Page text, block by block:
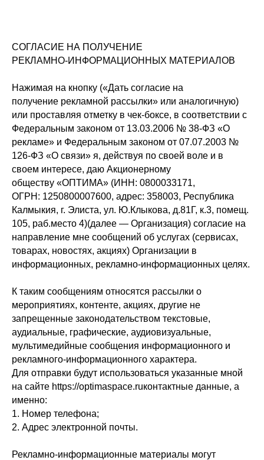
СОГЛАСИЕ НА ПОЛУЧЕНИЕ
РЕКЛАМНО-ИНФОРМАЦИОННЫХ МАТЕРИАЛОВ
Нажимая на кнопку («Дать согласие на
получение рекламной рассылки» или аналогичную)
или проставляя отметку в чек-боксе, в соответствии с
Федеральным законом от 13.03.2006 № 38-ФЗ «О
рекламе» и Федеральным законом от 07.07.2003 №
126-ФЗ «О связи» я, действуя по своей воле и в
своем интересе, даю Акционерному
обществу «ОПТИМА» (ИНН: 0800033171,
ОГРН: 1250800007600, адрес: 358003, Республика
Калмыкия, г. Элиста, ул. Ю.Клыкова, д.81Г, к.3, помещ.
105, раб.место 4)(далее — Организация) согласие на
направление мне сообщений об услугах (сервисах,
товарах, новостях, акциях) Организации в
информационных, рекламно-информационных целях.
К таким сообщениям относятся рассылки о
мероприятиях, контенте, акциях, другие не
запрещенные законодательством текстовые,
аудиальные, графические, аудиовизуальные,
мультимедийные сообщения информационного и
рекламного-информационного характера.
Для отправки будут использоваться указанные мной
на сайте https://optimaspace.ruконтактные данные, а
именно:
1. Номер телефона;
2. Адрес электронной почты.
Рекламно-информационные материалы могут